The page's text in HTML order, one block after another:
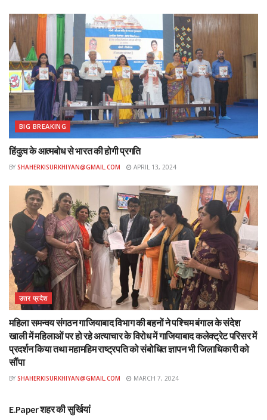
BIG BREAKING
हिंदुत्व के आत्मबोध से भारत की होगी प्रगति
BY SHAHERKISURKHIYAN@GMAIL.COM APRIL 13, 2024
उत्तर प्रदेश
महिला समन्वय संगठन गाजियाबाद विभाग की बहनों ने पश्चिम बंगाल के संदेश
खाली में महिलाओं पर हो रहे अत्याचार के विरोध में गाजियाबाद कलेक्ट्रेट परिसर में
प्रदर्शन किया तथा महामहिम राष्ट्रपति को संबोधित ज्ञापन भी जिलाधिकारी को
सौंपा
BY SHAHERKISURKHIYAN@GMAIL.COM MARCH 7, 2024
E.Paper शहर की सुर्खियां